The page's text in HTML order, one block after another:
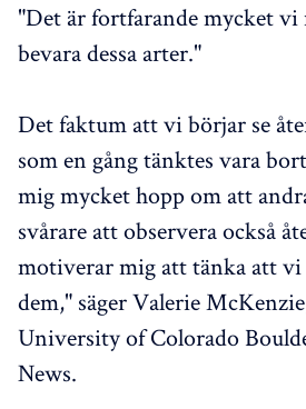
"Det är fortfarande mycket vi
bevara dessa arter."
Det faktum att vi börjar se
som en gång tänktes vara
mig mycket hopp om att
svårare att observera också
motiverar mig att tänka att vi
dem," säger Valerie
University of Colorado
News.